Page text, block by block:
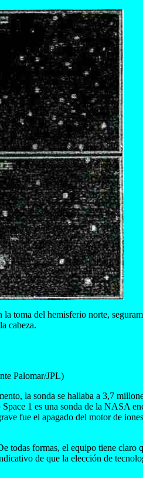
toma del hemisferio norte,
cabeza.
Palomar/JPL)
la sonda se hallaba a 3,7
1 es una sonda de la NASA
fue el apagado del motor de
todas formas, el equipo tiene claro
de que la elección de